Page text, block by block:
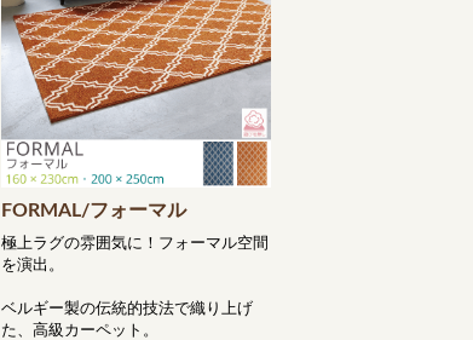
FORMAL/フォーマル
極上ラグの雰囲気に！フォーマル空間
を演出。
ベルギー製の伝統的技法で織り上げ
た、高級カーペット。